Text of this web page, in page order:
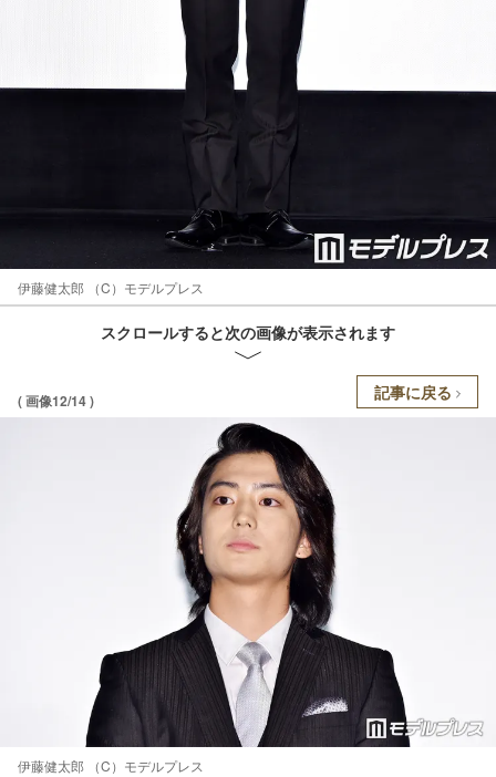
伊藤健太郎 （C）モデルプレス
スクロールすると次の画像が表示されます
( 画像12/14 ) 記事に戻る
伊藤健太郎 （C）モデルプレス